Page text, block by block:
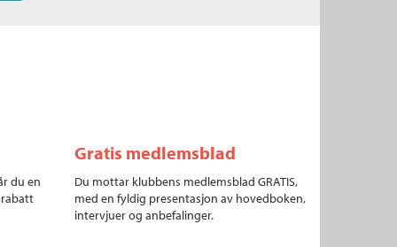
du en
Gratis medlemsblad
Du mottar klubbens medlemsblad GRATIS,
med en fyldig presentasjon av hovedboken,
intervjuer og anbefalinger.